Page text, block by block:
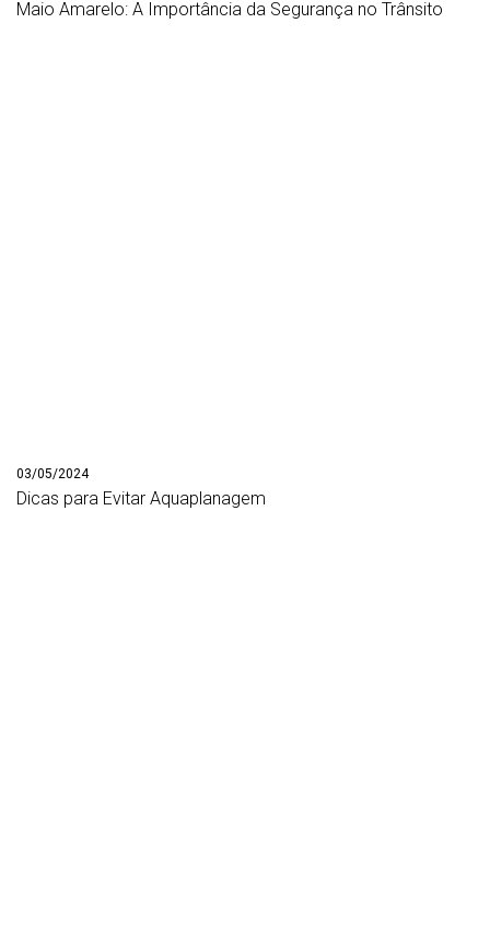
Maio Amarelo: A Importância da Segurança no Trânsito
03/05/2024
Dicas para Evitar Aquaplanagem